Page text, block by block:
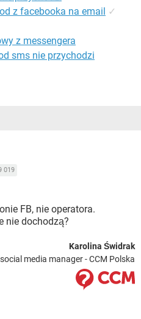
z facebooka na email ✓
z messengera
sms nie przychodzi
019
FB, nie operatora.
nie dochodzą?
Karolina Świdrak
media manager - CCM Polska